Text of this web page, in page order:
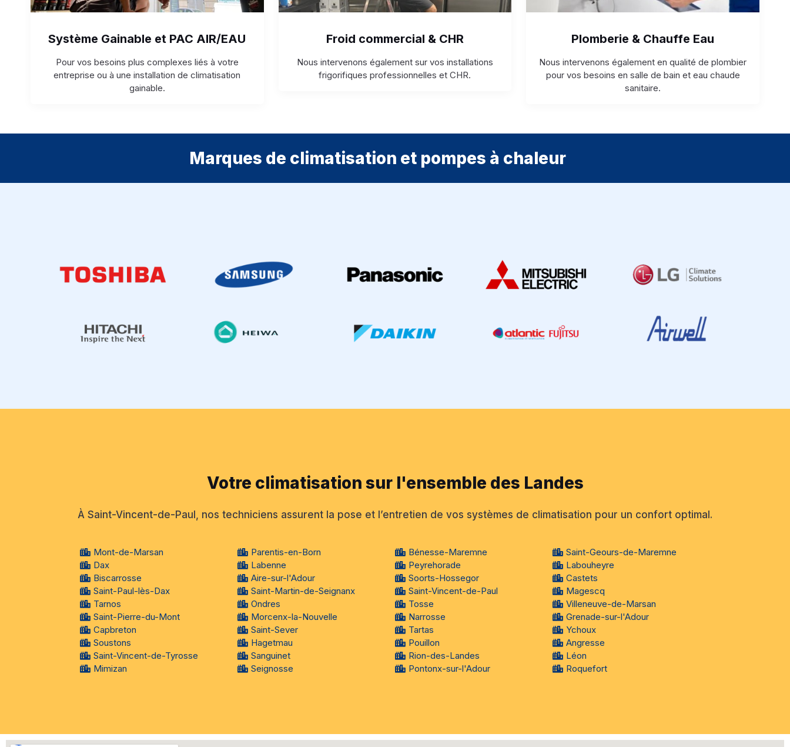
Système Gainable et PAC AIR/EAU
Pour vos besoins plus complexes liés à votre
entreprise ou à une installation de climatisation
gainable.
Froid commercial & CHR
Nous intervenons également sur vos installations
frigorifiques professionnelles et CHR.
Plomberie & Chauffe Eau
Nous intervenons également en qualité de plombier
pour vos besoins en salle de bain et eau chaude
sanitaire.
Marques de climatisation et pompes à chaleur
Votre climatisation sur l'ensemble des Landes
À Saint-Vincent-de-Paul, nos techniciens assurent la pose et l’entretien de vos systèmes de climatisation pour un confort optimal.
Mont-de-Marsan
Dax
Biscarrosse
Saint-Paul-lès-Dax
Tarnos
Saint-Pierre-du-Mont
Capbreton
Soustons
Saint-Vincent-de-Tyrosse
Mimizan
Parentis-en-Born
Labenne
Aire-sur-l'Adour
Saint-Martin-de-Seignanx
Ondres
Morcenx-la-Nouvelle
Saint-Sever
Hagetmau
Sanguinet
Seignosse
Bénesse-Maremne
Peyrehorade
Soorts-Hossegor
Saint-Vincent-de-Paul
Tosse
Narrosse
Tartas
Pouillon
Rion-des-Landes
Pontonx-sur-l'Adour
Saint-Geours-de-Maremne
Labouheyre
Castets
Magescq
Villeneuve-de-Marsan
Grenade-sur-l'Adour
Ychoux
Angresse
Léon
Roquefort